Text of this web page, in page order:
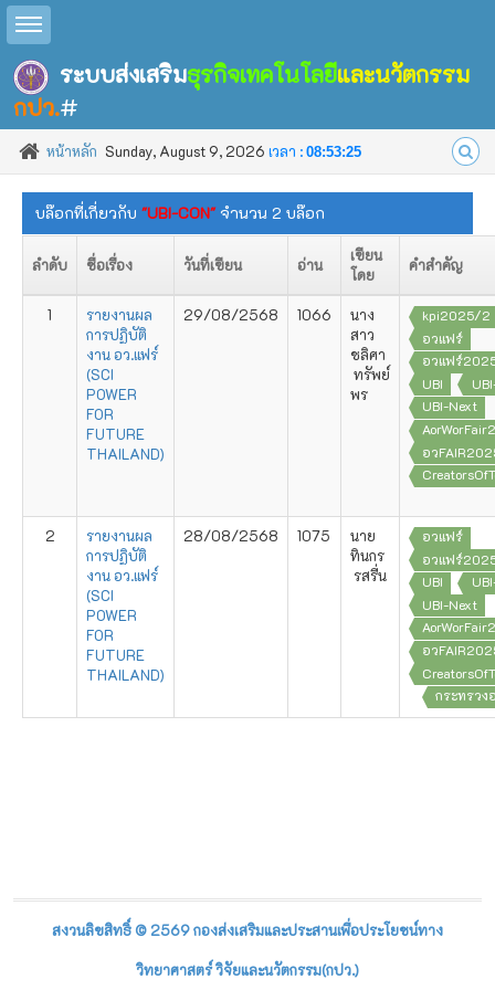
Toggle sidebar
ระบบส่งเสริมธุรกิจเทคโนโลยีและนวัตกรรม
กปว.#
หน้าหลัก Sunday, August 9, 2026 เวลา : 08:53:25
บล๊อกที่เกี่ยวกับ "UBI-CON" จำนวน 2 บล๊อก
ลำดับ ชื่อเรื่อง วันที่เขียน อ่าน
เขียน
โดย
คำสำคัญ
1
รายงานผล
การปฏิบัติ
งาน อว.แฟร์
(SCI
POWER
FOR
FUTURE
THAILAND)
29/08/2568 1066
นาง
สาว
ชลิศา
ทรัพย์
พร
kpi2025/2
อวแฟร์
อวแฟร์
UBI
UBI-Next
อว
2
รายงานผล
การปฏิบัติ
งาน อว.แฟร์
(SCI
POWER
FOR
FUTURE
THAILAND)
28/08/2568 1075
นาย
ทินกร
รสรื่น
อวแฟร์
อวแฟร์
UBI
UBI-Next
อว
กระทรวง
สงวนลิขสิทธิ์ © 2569 กองส่งเสริมและประสานเพื่อประโยชน์ทาง
วิทยาศาสตร์ วิจัยและนวัตกรรม(กปว.)